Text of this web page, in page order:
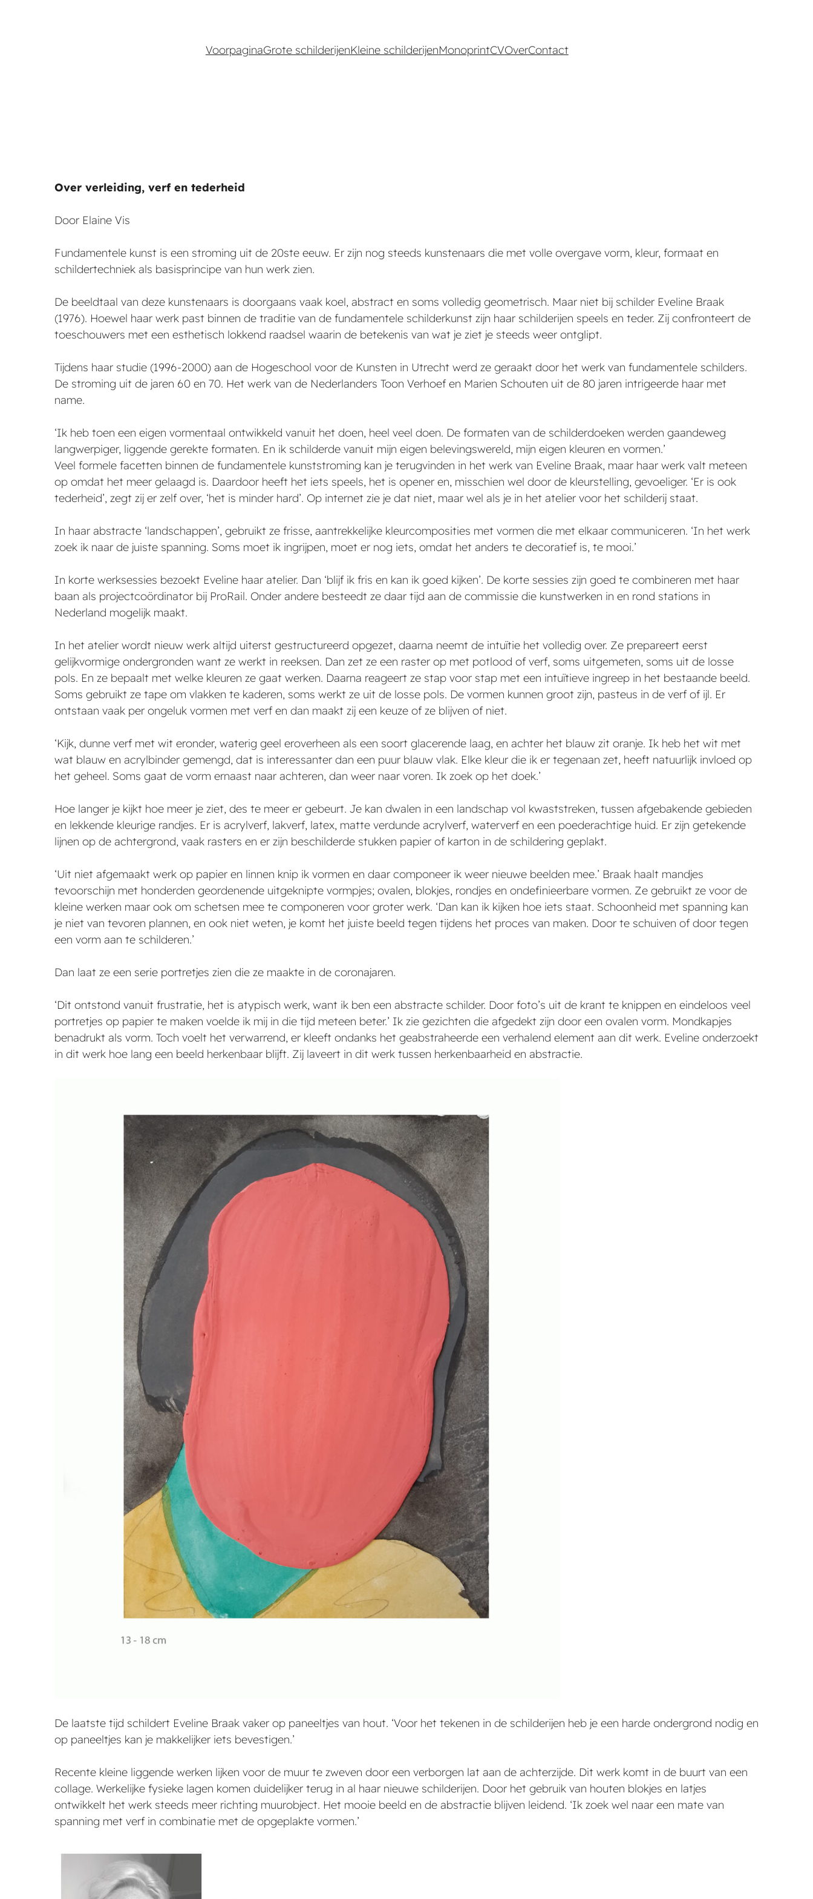
VoorpaginaGrote schilderijenKleine schilderijenMonoprintCVOverContact
Over verleiding, verf en tederheid
Door Elaine Vis
Fundamentele kunst is een stroming uit de 20ste eeuw. Er zijn nog steeds kunstenaars die met volle overgave vorm, kleur, formaat en
schildertechniek als basisprincipe van hun werk zien.
De beeldtaal van deze kunstenaars is doorgaans vaak koel, abstract en soms volledig geometrisch. Maar niet bij schilder Eveline Braak
(1976). Hoewel haar werk past binnen de traditie van de fundamentele schilderkunst zijn haar schilderijen speels en teder. Zij confronteert de
toeschouwers met een esthetisch lokkend raadsel waarin de betekenis van wat je ziet je steeds weer ontglipt.
Tijdens haar studie (1996-2000) aan de Hogeschool voor de Kunsten in Utrecht werd ze geraakt door het werk van fundamentele schilders.
De stroming uit de jaren 60 en 70. Het werk van de Nederlanders Toon Verhoef en Marien Schouten uit de 80 jaren intrigeerde haar met
name.
‘Ik heb toen een eigen vormentaal ontwikkeld vanuit het doen, heel veel doen. De formaten van de schilderdoeken werden gaandeweg
langwerpiger, liggende gerekte formaten. En ik schilderde vanuit mijn eigen belevingswereld, mijn eigen kleuren en vormen.’
Veel formele facetten binnen de fundamentele kunststroming kan je terugvinden in het werk van Eveline Braak, maar haar werk valt meteen
op omdat het meer gelaagd is. Daardoor heeft het iets speels, het is opener en, misschien wel door de kleurstelling, gevoeliger. ‘Er is ook
tederheid’, zegt zij er zelf over, ‘het is minder hard’. Op internet zie je dat niet, maar wel als je in het atelier voor het schilderij staat.
In haar abstracte ‘landschappen’, gebruikt ze frisse, aantrekkelijke kleurcomposities met vormen die met elkaar communiceren. ‘In het werk
zoek ik naar de juiste spanning. Soms moet ik ingrijpen, moet er nog iets, omdat het anders te decoratief is, te mooi.’
In korte werksessies bezoekt Eveline haar atelier. Dan ‘blijf ik fris en kan ik goed kijken’. De korte sessies zijn goed te combineren met haar
baan als projectcoördinator bij ProRail. Onder andere besteedt ze daar tijd aan de commissie die kunstwerken in en rond stations in
Nederland mogelijk maakt.
In het atelier wordt nieuw werk altijd uiterst gestructureerd opgezet, daarna neemt de intuïtie het volledig over. Ze prepareert eerst
gelijkvormige ondergronden want ze werkt in reeksen. Dan zet ze een raster op met potlood of verf, soms uitgemeten, soms uit de losse
pols. En ze bepaalt met welke kleuren ze gaat werken. Daarna reageert ze stap voor stap met een intuïtieve ingreep in het bestaande beeld.
Soms gebruikt ze tape om vlakken te kaderen, soms werkt ze uit de losse pols. De vormen kunnen groot zijn, pasteus in de verf of ijl. Er
ontstaan vaak per ongeluk vormen met verf en dan maakt zij een keuze of ze blijven of niet.
‘Kijk, dunne verf met wit eronder, waterig geel eroverheen als een soort glacerende laag, en achter het blauw zit oranje. Ik heb het wit met
wat blauw en acrylbinder gemengd, dat is interessanter dan een puur blauw vlak. Elke kleur die ik er tegenaan zet, heeft natuurlijk invloed op
het geheel. Soms gaat de vorm ernaast naar achteren, dan weer naar voren. Ik zoek op het doek.’
Hoe langer je kijkt hoe meer je ziet, des te meer er gebeurt. Je kan dwalen in een landschap vol kwaststreken, tussen afgebakende gebieden
en lekkende kleurige randjes. Er is acrylverf, lakverf, latex, matte verdunde acrylverf, waterverf en een poederachtige huid. Er zijn getekende
lijnen op de achtergrond, vaak rasters en er zijn beschilderde stukken papier of karton in de schildering geplakt.
‘Uit niet afgemaakt werk op papier en linnen knip ik vormen en daar componeer ik weer nieuwe beelden mee.’ Braak haalt mandjes
tevoorschijn met honderden geordenende uitgeknipte vormpjes; ovalen, blokjes, rondjes en ondefinieerbare vormen. Ze gebruikt ze voor de
kleine werken maar ook om schetsen mee te componeren voor groter werk. ‘Dan kan ik kijken hoe iets staat. Schoonheid met spanning kan
je niet van tevoren plannen, en ook niet weten, je komt het juiste beeld tegen tijdens het proces van maken. Door te schuiven of door tegen
een vorm aan te schilderen.’
Dan laat ze een serie portretjes zien die ze maakte in de coronajaren.
‘Dit ontstond vanuit frustratie, het is atypisch werk, want ik ben een abstracte schilder. Door foto’s uit de krant te knippen en eindeloos veel
portretjes op papier te maken voelde ik mij in die tijd meteen beter.’ Ik zie gezichten die afgedekt zijn door een ovalen vorm. Mondkapjes
benadrukt als vorm. Toch voelt het verwarrend, er kleeft ondanks het geabstraheerde een verhalend element aan dit werk. Eveline onderzoekt
in dit werk hoe lang een beeld herkenbaar blijft. Zij laveert in dit werk tussen herkenbaarheid en abstractie.
De laatste tijd schildert Eveline Braak vaker op paneeltjes van hout. ‘Voor het tekenen in de schilderijen heb je een harde ondergrond nodig en
op paneeltjes kan je makkelijker iets bevestigen.’
Recente kleine liggende werken lijken voor de muur te zweven door een verborgen lat aan de achterzijde. Dit werk komt in de buurt van een
collage. Werkelijke fysieke lagen komen duidelijker terug in al haar nieuwe schilderijen. Door het gebruik van houten blokjes en latjes
ontwikkelt het werk steeds meer richting muurobject. Het mooie beeld en de abstractie blijven leidend. ‘Ik zoek wel naar een mate van
spanning met verf in combinatie met de opgeplakte vormen.’